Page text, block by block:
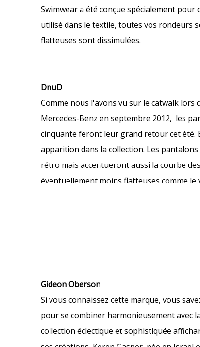
Swimwear a été conçue spécialement
utilisé dans le textile, toutes vos rondeurs
flatteuses sont dissimulées.
DnuD
Comme nous l'avons vu sur le catwalk lors
Mercedes-Benz en septembre 2012, les
cinquante feront leur grand retour cet été.
apparition dans la collection. Les
rétro mais accentueront aussi la courbe
éventuellement moins flatteuses comme le
Gideon Oberson
Si vous connaissez cette marque, vous
pour se combiner harmonieusement avec
collection éclectique et sophistiquée